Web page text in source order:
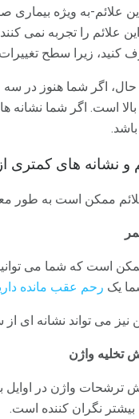
علائم-به ویژه
علائم را تجربه نمی
کنید، زیرا سطح
بالا است. اگر شما نشانه
و نشانه های
ممکن است به طور معمول به سقط جنین پس از 13
است که شما می
یک رحم عقب مانده
نیز می تواند نشانه
تخلیه واژن
ترشحات واژن در
بیشتر نگران کننده است.